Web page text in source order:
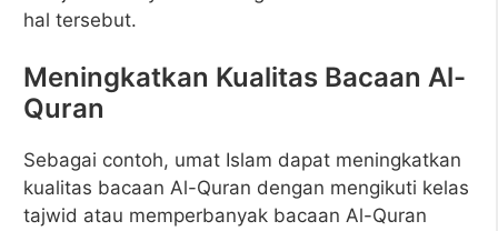
hal tersebut.
Meningkatkan Kualitas Bacaan Al-
Quran
Sebagai contoh, umat Islam dapat meningkatkan
kualitas bacaan Al-Quran dengan mengikuti kelas
tajwid atau memperbanyak bacaan Al-Quran